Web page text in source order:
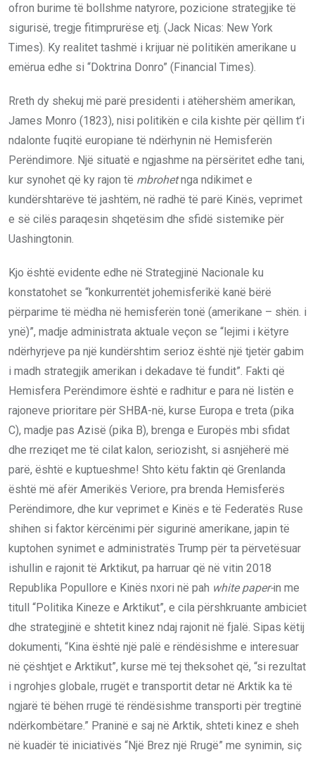
ofron burime të bollshme natyrore, pozicione strategjike të
sigurisë, tregje fitimprurëse etj. (Jack Nicas: New York
Times). Ky realitet tashmë i krijuar në politikën amerikane u
emërua edhe si “Doktrina Donro” (Financial Times).
Rreth dy shekuj më parë presidenti i atëhershëm amerikan,
James Monro (1823), nisi politikën e cila kishte për qëllim t’i
ndalonte fuqitë europiane të ndërhynin në Hemisferën
Perëndimore. Një situatë e ngjashme na përsëritet edhe tani,
kur synohet që ky rajon të mbrohetnga ndikimet e
kundërshtarëve të jashtëm, në radhë të parë Kinës, veprimet
e së cilës paraqesin shqetësim dhe sfidë sistemike për
Uashingtonin.
Kjo është evidente edhe në Strategjinë Nacionale ku
konstatohet se “konkurrentët johemisferikë kanë bërë
përparime të mëdha në hemisferën tonë (amerikane – shën. i
ynë)”, madje administrata aktuale veçon se “lejimi i këtyre
ndërhyrjeve pa një kundërshtim serioz është një tjetër gabim
i madh strategjik amerikan i dekadave të fundit”. Fakti që
Hemisfera Perëndimore është e radhitur e para në listën e
rajoneve prioritare për SHBA-në, kurse Europa e treta (pika
C), madje pas Azisë (pika B), brenga e Europës mbi sfidat
dhe rreziqet me të cilat kalon, seriozisht, si asnjëherë më
parë, është e kuptueshme! Shto këtu faktin që Grenlanda
është më afër Amerikës Veriore, pra brenda Hemisferës
Perëndimore, dhe kur veprimet e Kinës e të Federatës Ruse
shihen si faktor kërcënimi për sigurinë amerikane, japin të
kuptohen synimet e administratës Trump për ta përvetësuar
ishullin e rajonit të Arktikut, pa harruar që në vitin 2018
Republika Popullore e Kinës nxori në pah white paper-in me
titull “Politika Kineze e Arktikut”, e cila përshkruante ambiciet
dhe strategjinë e shtetit kinez ndaj rajonit në fjalë. Sipas këtij
dokumenti, “Kina është një palë e rëndësishme e interesuar
në çështjet e Arktikut”, kurse më tej theksohet që, “si rezultat
i ngrohjes globale, rrugët e transportit detar në Arktik ka të
ngjarë të bëhen rrugë të rëndësishme transporti për tregtinë
ndërkombëtare.” Praninë e saj në Arktik, shteti kinez e sheh
në kuadër të iniciativës “Një Brez një Rrugë” me synimin, siç